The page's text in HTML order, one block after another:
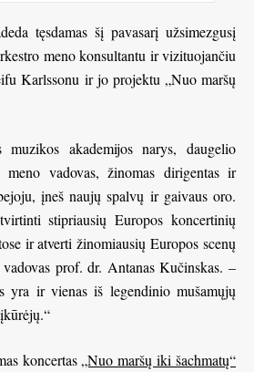
tęsdamas šį pavasarį užsimezgusį
meno konsultantu ir vizituojančiu
Karlssonu ir jo projektu „Nuo maršų
muzikos akademijos narys, daugelio
meno vadovas, žinomas dirigentas ir
įneš naujų spalvų ir gaivaus oro.
stipriausių Europos koncertinių
ir atverti žinomiausių Europos scenų
prof. dr. Antanas Kučinskas. –
yra ir vienas iš legendinio mušamųjų
koncertas „Nuo maršų iki šachmatų“